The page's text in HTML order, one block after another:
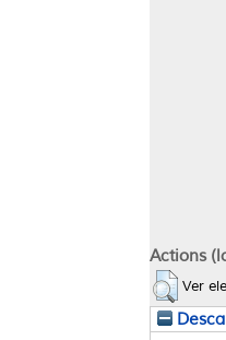
Actions
Ver